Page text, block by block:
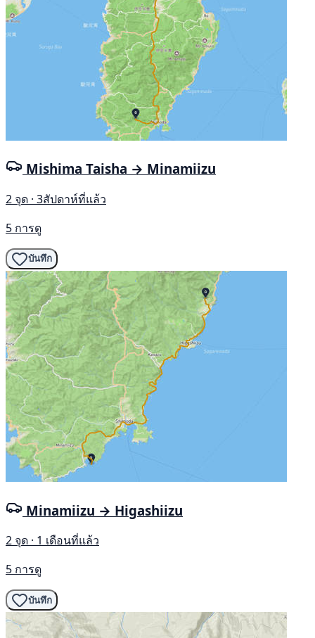
Mishima Taisha → Minamiizu
2 จุด · 3สัปดาห์ที่แล้ว
5 การดู
บันทึก
Minamiizu → Higashiizu
2 จุด · 1 เดือนที่แล้ว
5 การดู
บันทึก